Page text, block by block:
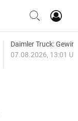
Daimler Truck:
07.08.2026, 13:01